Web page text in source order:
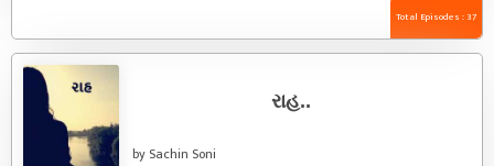
Total Episodes : 37
રાહ..
by Sachin Soni